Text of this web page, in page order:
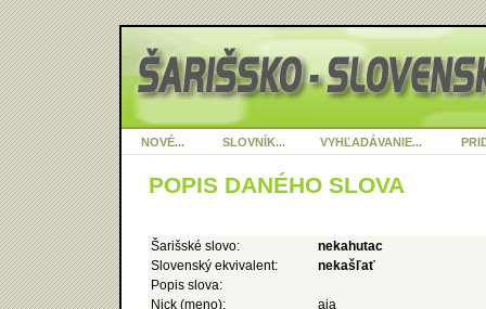
NOVÉ... SLOVNÍK... VYHĽADÁVANIE...
POPIS DANÉHO SLOVA
Šarišské slovo:
nekahutac
Slovenský ekvivalent:
nekašľať
Popis slova:
Nick (meno):
aja